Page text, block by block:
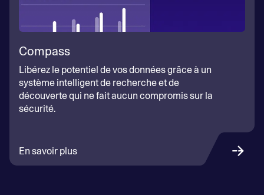
Compass
Libérez le potentiel de vos données grâce à un
système intelligent de recherche et de
découverte qui ne fait aucun compromis sur la
sécurité.
En savoir plus